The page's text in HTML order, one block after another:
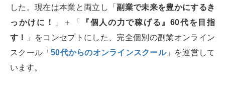
した。現在は本業と両立し「副業で未来を豊かにするき
っかけに！
」＋「
『個人の力で稼げる』60代を目指
す！
」をコンセプトにした、完全個別の副業オンライン
スクール「50代からのオンラインスクール」を運営して
います。